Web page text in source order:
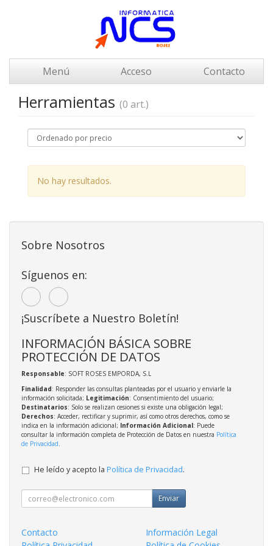
Menú Acceso Contacto
Herramientas (0 art.)
No hay resultados.
Sobre Nosotros
Síguenos en:
¡Suscríbete a Nuestro Boletín!
INFORMACIÓN BÁSICA SOBRE
PROTECCIÓN DE DATOS
Responsable: SOFT ROSES EMPORDA, S.L
Finalidad: Responder las consultas planteadas por el usuario y enviarle la
información solicitada; Legitimación: Consentimiento del usuario;
Destinatarios: Solo se realizan cesiones si existe una obligación legal;
Derechos: Acceder, rectificar y suprimir, así como otros derechos, como se
indica en la información adicional; Información Adicional: Puede
consultar la información completa de Protección de Datos en nuestra Política
de Privacidad.
He leído y acepto la Política de Privacidad.
Enviar
Contacto
Información Legal